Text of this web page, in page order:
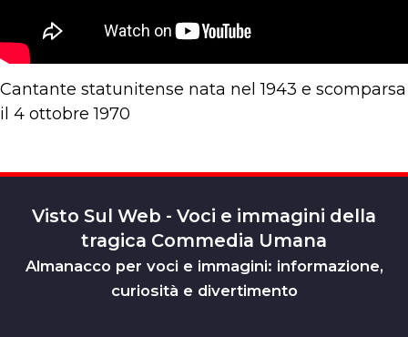
Cantante statunitense nata nel 1943 e scomparsa
il 4 ottobre 1970
Visto Sul Web - Voci e immagini della
tragica Commedia Umana
Almanacco per voci e immagini: informazione,
curiosità e divertimento